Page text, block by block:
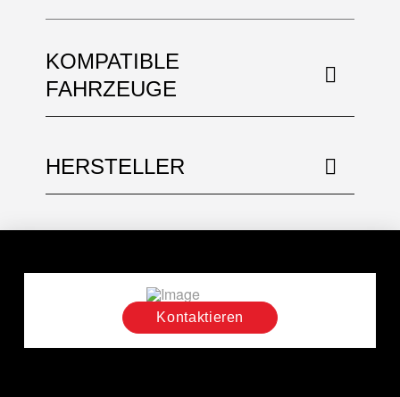
KOMPATIBLE
FAHRZEUGE
HERSTELLER
Kontaktieren